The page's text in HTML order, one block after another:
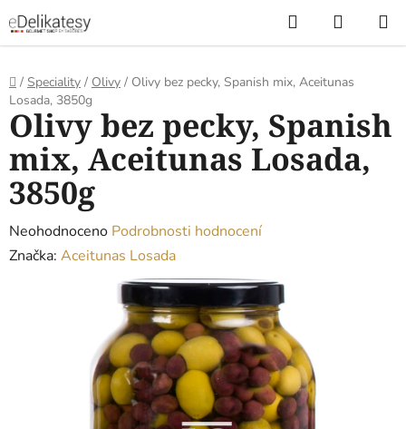
na
obsah
Hledat
KOŠÍK
Domů
/ Speciality / Olivy / Olivy bez pecky, Spanish mix, Aceitunas
Losada, 3850g
Olivy bez pecky, Spanish
mix, Aceitunas Losada,
3850g
Průměrné
hodnocení
Neohodnoceno Podrobnosti hodnocení
Značka: Aceitunas Losada